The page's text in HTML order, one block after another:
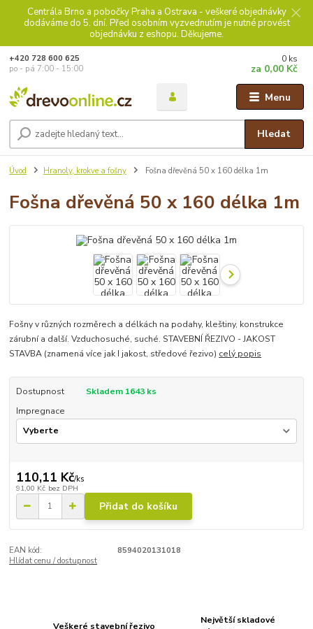
Centrála Brno a pobočky Praha a Ostrava - veškeré objednávky
dodáváme do 5. dní. Před osobním vyzvednutím je nutné provést
objednávku z eshopu. Děkujeme.
Menu
Hledat
+420 728 600 625
po - pá 7:00 - 15:00
0 ks
za 0,00 Kč
Úvod Hranoly, krokve a fošny Fošna dřevěná 50 x 160 délka 1m
Fošna dřevěná 50 x 160 délka 1m
Fošny v různých rozměrech a délkách na podahy, kleštiny, konstrukce
zárubní a další. Vzduchosuché, suché. STAVEBNÍ ŘEZIVO - JAKOST
STAVBA (znamená více jak I jakost, středové řezivo) celý popis
Dostupnost
Skladem 1643 ks
Impregnace
110,11 Kč/ks
91,00 Kč bez DPH
Přidat do košíku
EAN kód:
8594020131018
Hlídat cenu / dostupnost
Veškeré stavební řezivo
Největší skladové